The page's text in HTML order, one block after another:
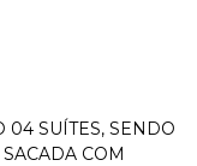
SUÍTES, SENDO
COM